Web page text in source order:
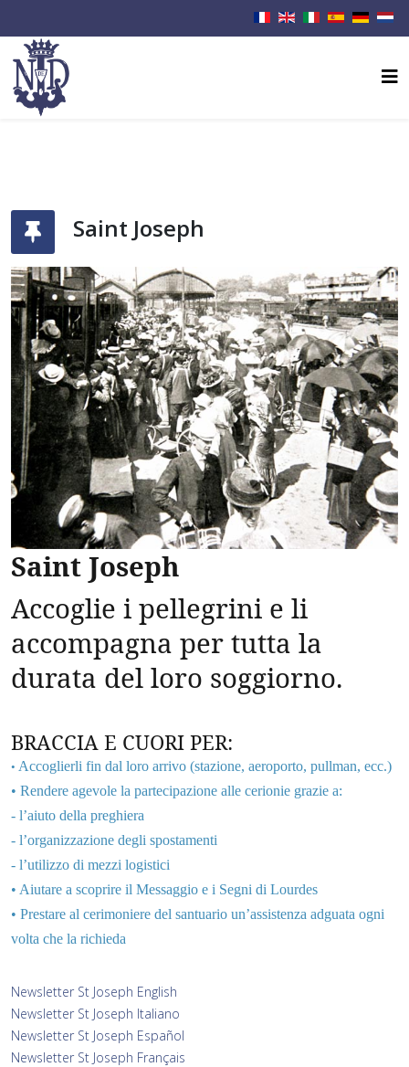
Saint Joseph
Saint Joseph
Accoglie i pellegrini e li
accompagna per tutta la
durata del loro soggiorno.
BRACCIA E CUORI PER:
• Accoglierli fin dal loro arrivo (stazione, aeroporto, pullman, ecc.)
• Rendere agevole la partecipazione alle cerionie grazie a:
- l’aiuto della preghiera
- l’organizzazione degli spostamenti
- l’utilizzo di mezzi logistici
• Aiutare a scoprire il Messaggio e i Segni di Lourdes
• Prestare al cerimoniere del santuario un’assistenza adguata ogni
volta che la richieda
Newsletter St Joseph English
Newsletter St Joseph Italiano
Newsletter St Joseph Español
Newsletter St Joseph Français